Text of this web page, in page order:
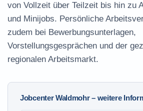
von Vollzeit über Teilzeit bis hin zu
und Minijobs. Persönliche
zudem bei Bewerbungsunterlagen,
Vorstellungsgesprächen und der
regionalen Arbeitsmarkt.
Jobcenter Waldmohr – weitere